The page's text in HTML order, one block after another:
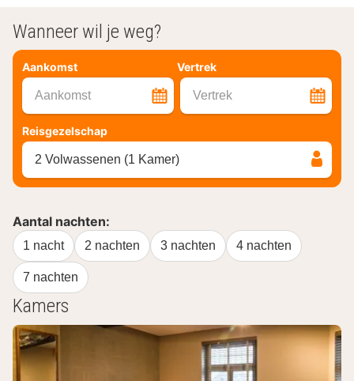
Wanneer wil je weg?
Aankomst Vertrek
Aankomst Vertrek
Reisgezelschap
2 Volwassenen (1 Kamer)
Aantal nachten:
1 nacht 2 nachten 3 nachten 4 nachten
7 nachten
Kamers